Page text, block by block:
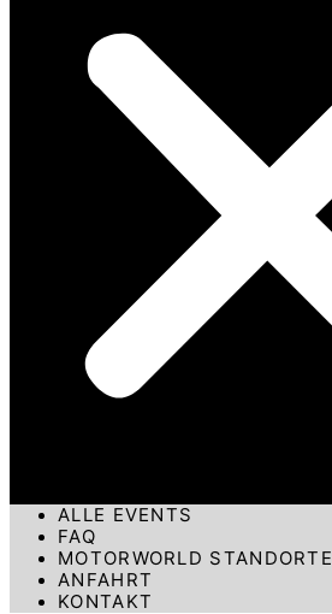
ALLE EVENTS
FAQ
MOTORWORLD STANDORTE
ANFAHRT
KONTAKT